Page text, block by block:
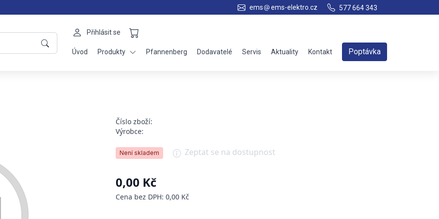
ems ems-elektro.cz 577 664 343
Přihlásit se
Úvod Produkty Pfannenberg Dodavatelé Servis Aktuality Kontakt Poptávka
Číslo zboží:
Výrobce:
Není skladem Zeptat se na dostupnost
0,00 Kč
Cena bez DPH: 0,00 Kč